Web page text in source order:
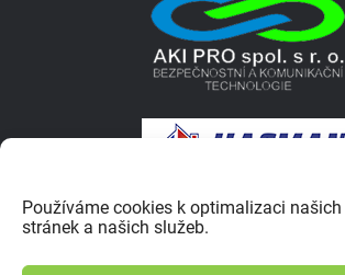
Používáme cookies k optimalizaci
stránek a našich služeb.
© 2026 Autokrosar.cz ISSN 1805-1413 |